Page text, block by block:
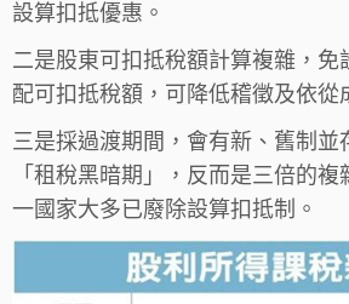
設算扣抵優惠。
二是股東可扣抵稅額計算複雜，免
配可扣抵稅額，可降低稽徵及依從
三是採過渡期間，會有新、舊制並
「租稅黑暗期」，反而是三倍的
一國家大多已廢除設算扣抵制。